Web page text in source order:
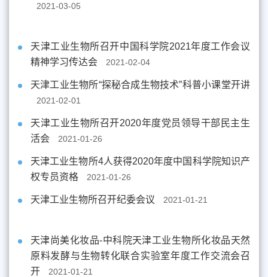
2021-03-05
天津工业生物所召开中国科学院2021年度工作会议
精神学习传达会
2021-02-04
天津工业生物所“探秘合成生物技术”科普小课堂开讲
2021-02-01
天津工业生物所召开2020年度党员领导干部民主生
活会
2021-01-26
天津工业生物所4人获得2020年度中国科学院知识产
权专员资格
2021-01-26
天津工业生物所召开纪委会议 2021-01-21
天津尚美化妆品-中科院天津工业生物所化妆品天然
原料发酵与生物转化联合实验室年度工作交流会召
开
2021-01-21